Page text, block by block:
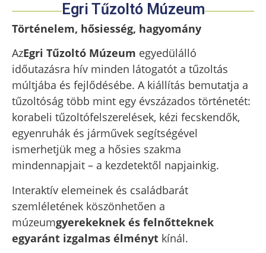
Egri Tűzoltó Múzeum
Történelem, hősiesség, hagyomány
AzEgri Tűzoltó Múzeum egyedülálló
időutazásra hív minden látogatót a tűzoltás
múltjába és fejlődésébe. A kiállítás bemutatja a
tűzoltóság több mint egy évszázados történetét:
korabeli tűzoltófelszerelések, kézi fecskendők,
egyenruhák és járművek segítségével
ismerhetjük meg a hősies szakma
mindennapjait – a kezdetektől napjainkig.
Interaktív elemeinek és családbarát
szemléletének köszönhetően a
múzeumgyerekeknek és felnőtteknek
egyaránt izgalmas élményt kínál.